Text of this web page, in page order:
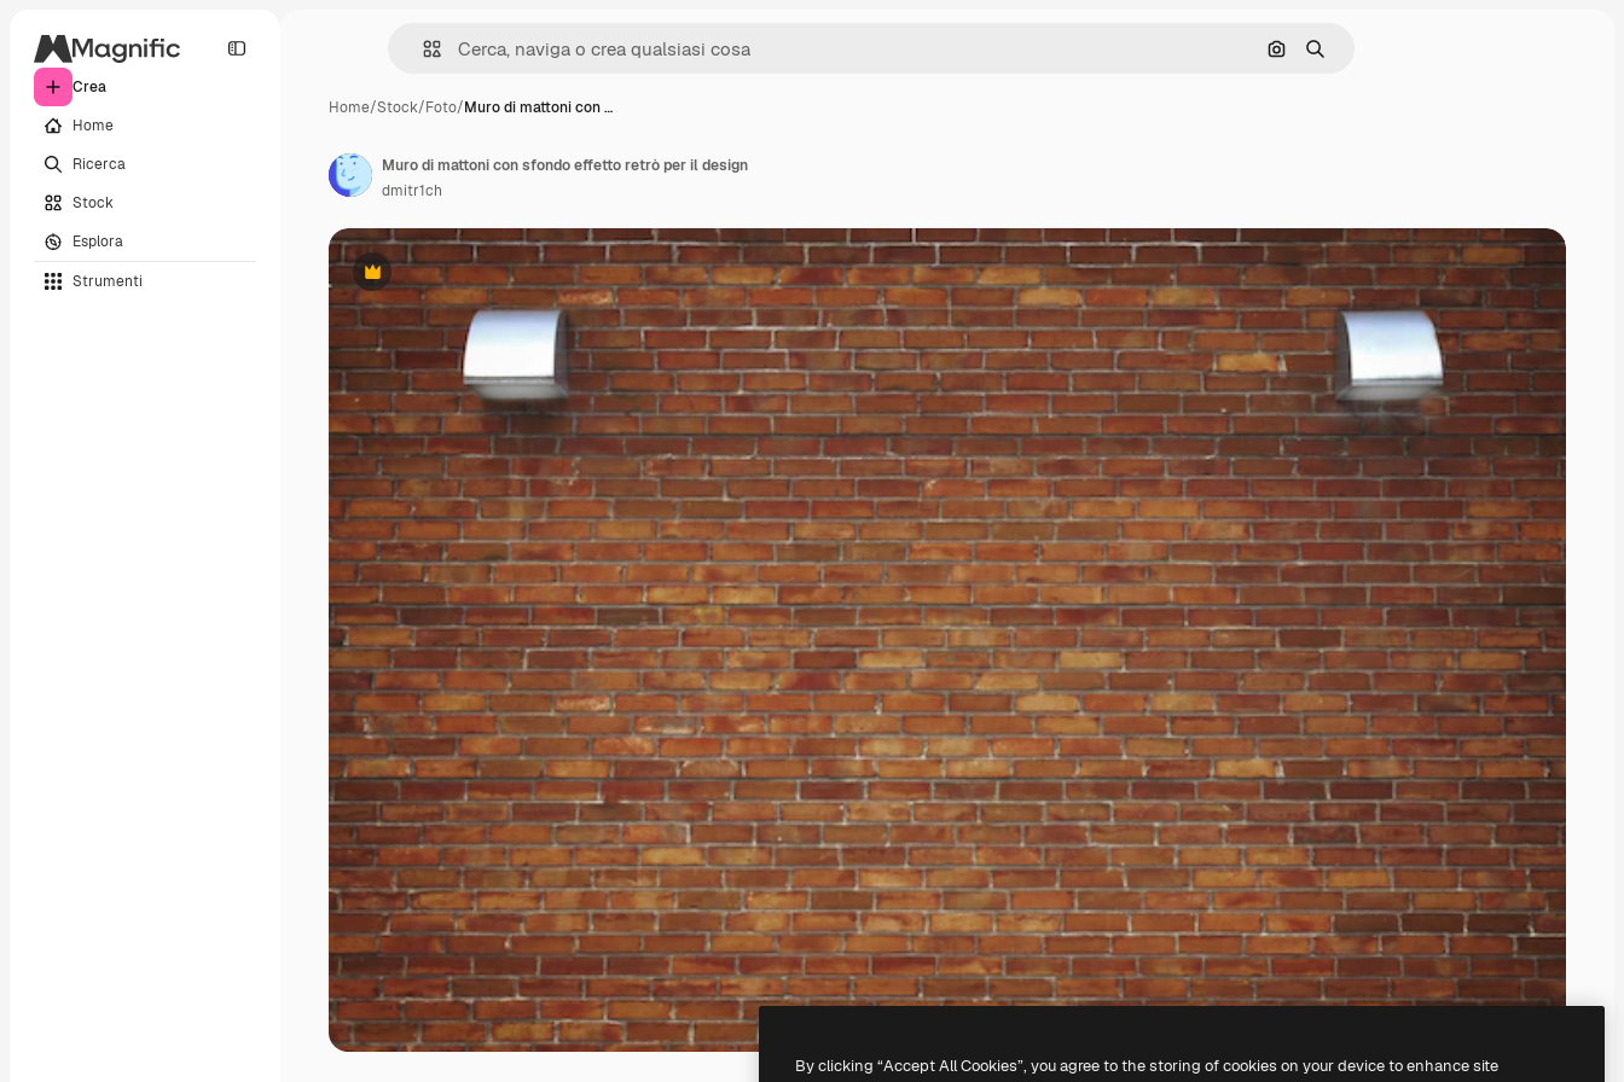
Crea
Home
Ricerca
Stock
Esplora
Strumenti
Cerca per immagine
Ricerca
Home/Stock/Foto/Muro di mattoni con …
Premium
Muro di mattoni con sfondo effetto retrò per il design
dmitr1ch
By clicking “Accept All Cookies”, you agree to the storing of cookies on your device to enhance site